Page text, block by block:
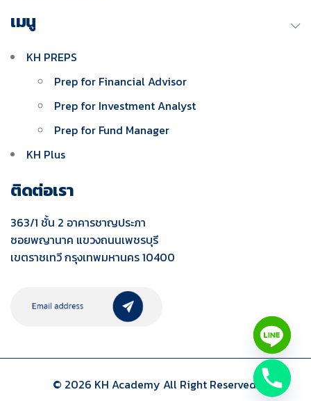
เมนู
KH PREPS
Prep for Financial Advisor
Prep for Investment Analyst
Prep for Fund Manager
KH Plus
ติดต่อเรา
363/1 ชั้น 2 อาคารชาญประภา
ซอยพญานาค แขวงถนนเพชรบุรี
เขตราชเทวี กรุงเทพมหานคร 10400
© 2026 KH Academy All Right Reserved.